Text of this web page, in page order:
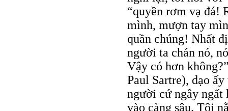
“quyền rơm vạ đá!
mình, mượn tay
quần chúng! Nhất
người ta chán nó,
Vậy có hơn
Paul Sartre), dạo
người cứ ngây ngất
vào càng sâu. Tôi